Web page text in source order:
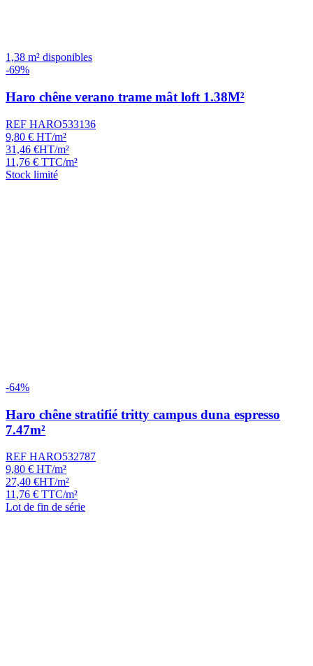
1,38 m² disponibles
-69%
Haro chêne verano trame mât loft 1.38M²
REF HARO533136
9,80 € HT/m²
31,46 €HT/m²
11,76 € TTC/m²
Stock limité
-64%
Haro chêne stratifié tritty campus duna espresso
7.47m²
REF HARO532787
9,80 € HT/m²
27,40 €HT/m²
11,76 € TTC/m²
Lot de fin de série